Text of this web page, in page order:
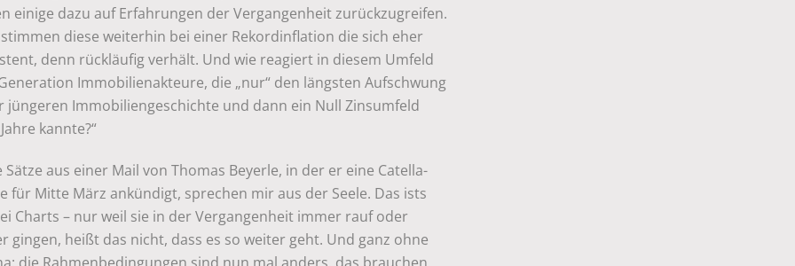
einige dazu auf Erfahrungen der Vergangenheit zurückzugreifen.
diese weiterhin bei einer Rekordinflation die sich eher
denn rückläufig verhält. Und wie reagiert in diesem Umfeld
Immobilienakteure, die „nur“ den längsten Aufschwung
jüngeren Immobiliengeschichte und dann ein Null Zinsumfeld
kannte?“
Sätze aus einer Mail von Thomas Beyerle, in der er eine Catella-
für Mitte März ankündigt, sprechen mir aus der Seele. Das ists
Charts – nur weil sie in der Vergangenheit immer rauf oder
gingen, heißt das nicht, dass es so weiter geht. Und ganz ohne